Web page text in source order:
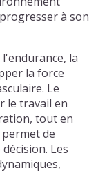
à son
la
la force
Le
le travail en
tout en
de
Les